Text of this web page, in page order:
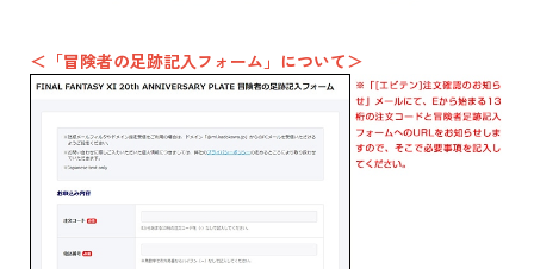
＜「冒険者の足跡記入フォーム」について＞